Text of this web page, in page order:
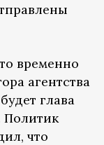
временно
агентства
глава
Политик
что